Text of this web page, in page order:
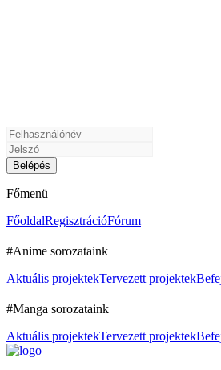
Főmenü
FőoldalRegisztrációFórum
#Anime sorozataink
Aktuális projektekTervezett projektek
#Manga sorozataink
Aktuális projektekTervezett projektek